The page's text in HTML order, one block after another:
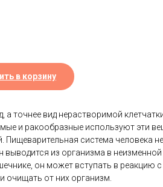
в корзину
а точнее вид нерастворимой
и ракообразные используют эти
Пищеварительная система человека
выводится из организма в
он может вступать в реакцию
очищать от них организм.